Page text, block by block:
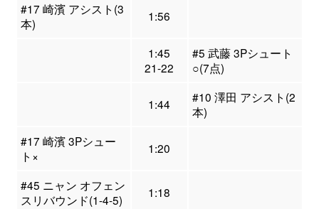
#17 崎濱 アシスト(3
本)
1:56
1:45
21-22
#5 武藤 3Pシュート
○(7点)
1:44
#10 澤田 アシスト(2
本)
#17 崎濱 3Pシュー
ト×
1:20
#45 ニャン オフェン
スリバウンド(1-4-5)
1:18